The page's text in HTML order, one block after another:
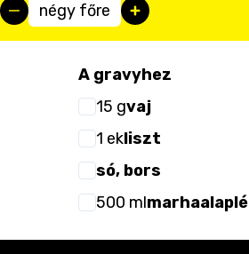
négy főre
A gravyhez
15 gvaj
1 ekliszt
só, bors
500 mlmarhaalaplé